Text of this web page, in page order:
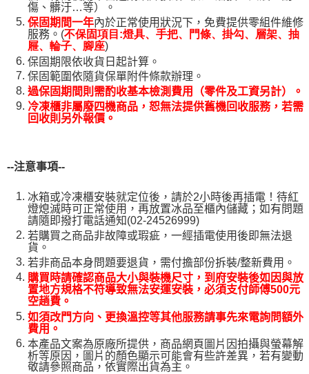
傷、髒汙…等）。
保固期間一年內於正常使用狀況下，免費提供零組件維修
服務。(不保固項目:燈具、手把、門條、掛勾、層架、抽
屜、輪子、腳座)
保固期限依收貨日起計算。
保固範圍依隨貨保單附件條款辦理。
過保固期間則需酌收基本檢測費用（零件及工資另計）。
冷凍櫃非屬廢四機商品，恕無法提供舊機回收服務，若需
回收則另外報價。
--注意事項--
冰箱或冷凍櫃安裝就定位後，請於2小時後再插電！待紅
燈熄滅時可正常使用，再放置冰品至櫃內儲藏；如有問題
請隨即撥打電話通知(02-24526999)
若購買之商品非故障或瑕疵，一經插電使用後即無法退
貨。
若非商品本身問題要退貨，需付擔部份拆裝/整新費用。
購買時請確認商品大小與裝機尺寸，到府安裝後如因與放
置地方規格不符導致無法安運安裝，必須支付師傅500元
空趟費。
如須改門方向、更換溫控等其他服務請事先來電詢問額外
費用。
本產品文案為原廠所提供，商品網頁圖片因拍攝與螢幕解
析等原因，圖片的顏色顯示可能會有些許差異，若有變動
敬請參照商品，依實際出貨為主。